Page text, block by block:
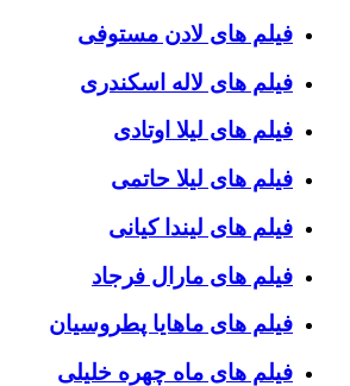
فیلم های لادن مستوفی
فیلم های لاله اسکندری
فیلم های لیلا اوتادی
فیلم های لیلا حاتمی
فیلم های لیندا کیانی
فیلم های مارال فرجاد
فیلم های ماهایا پطروسیان
فیلم های ماه چهره خلیلی